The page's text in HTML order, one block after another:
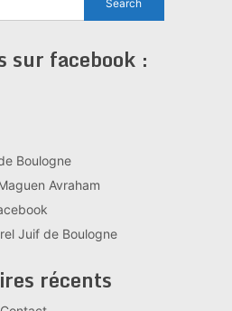
sur facebook :
Boulogne
Avraham
Juif de Boulogne
récents